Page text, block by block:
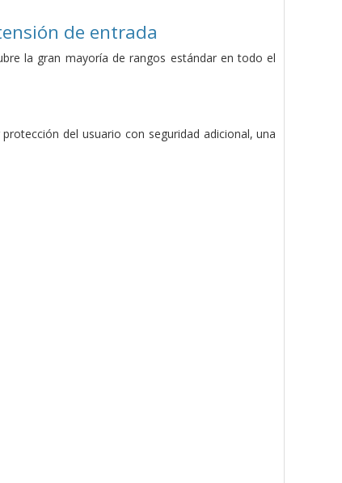
de entrada
la gran mayoría de rangos estándar en todo el
del usuario con seguridad adicional, una